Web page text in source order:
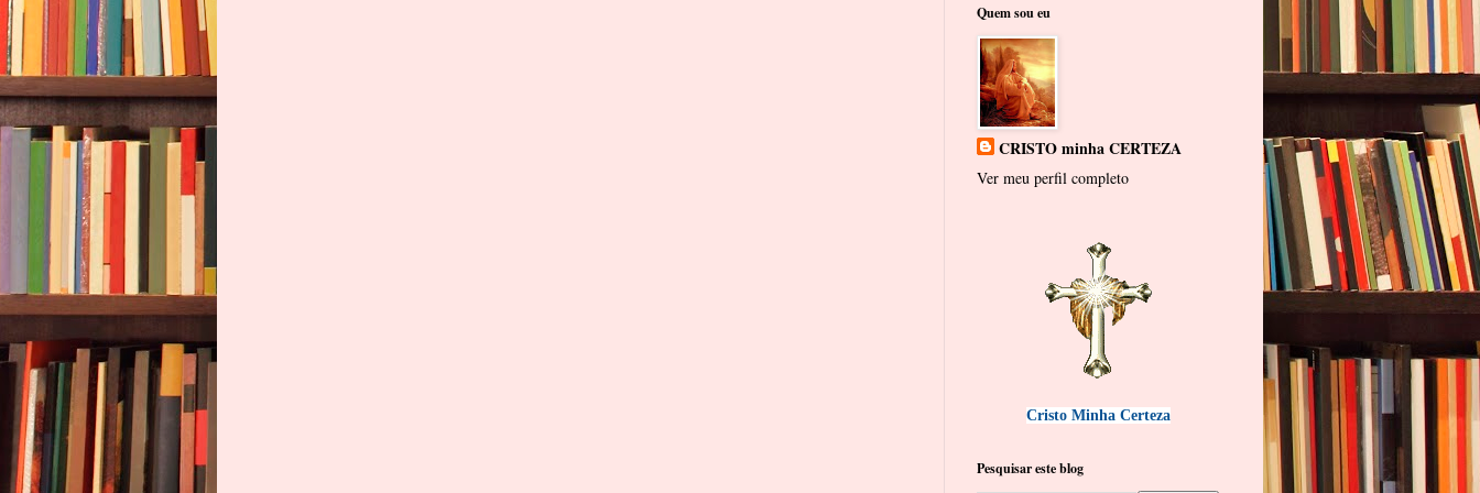
Quem sou eu
CRISTO minha CERTEZA
Ver meu perfil completo
Cristo Minha Certeza
Pesquisar este blog